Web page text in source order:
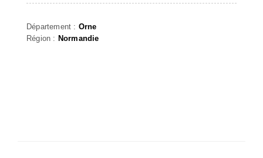
Département : Orne
Région : Normandie